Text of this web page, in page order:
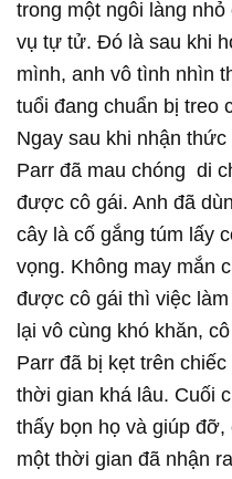
trong một ngôi làng
vụ tự tử. Đó là sau khi
mình, anh vô tình nhìn
tuổi đang chuẩn bị treo
Ngay sau khi nhận
Parr đã mau chóng di
được cô gái. Anh đã
cây là cố gắng túm lấy
vọng. Không may mắn
được cô gái thì việc
lại vô cùng khó khăn,
Parr đã bị kẹt trên
thời gian khá lâu. Cuối
thấy bọn họ và giúp
một thời gian đã nhận